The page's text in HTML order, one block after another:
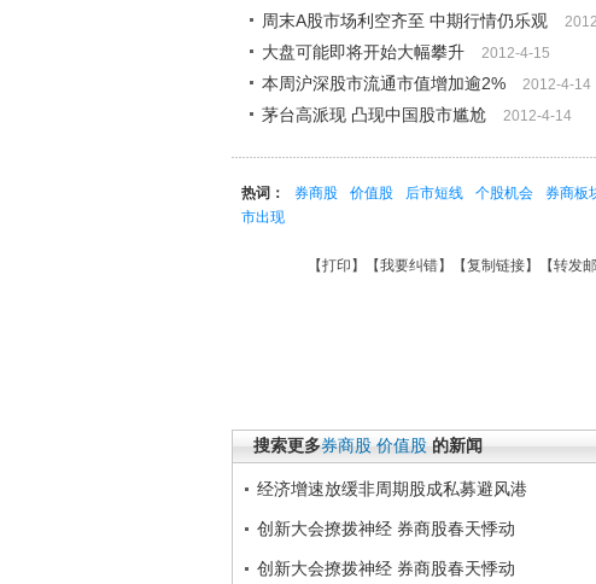
周末A股市场利空齐至 中期行情仍乐观
大盘可能即将开始大幅攀升 2012-4-15
本周沪深股市流通市值增加逾2% 2012-4-14
茅台高派现 凸现中国股市尴尬 2012-4-14
热词： 券商股 价值股 后市短线 个股机会 券商板
市出现
【打印 】【我要纠错】【复制链接】【转发
搜索更多券商股 价值股 的新闻
经济增速放缓非周期股成私募避风港
创新大会撩拨神经 券商股春天悸动
创新大会撩拨神经 券商股春天悸动